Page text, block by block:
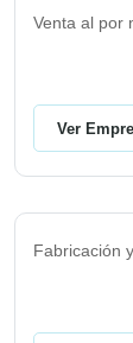
Venta al por
Ver
Fabricación